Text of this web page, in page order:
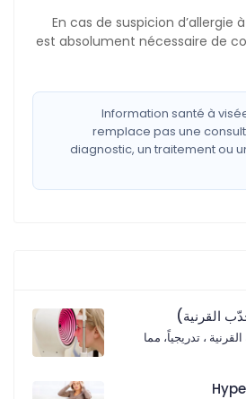
En cas de suspicion d’allergie
est absolument nécessaire de
Information santé à
remplace pas une
diagnostic, un traitement ou
القرنية)
، تدريجياً، مما